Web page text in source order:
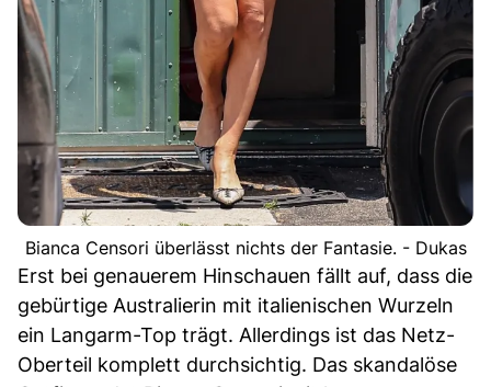
Bianca Censori überlässt nichts der Fantasie. - Dukas
Erst bei genauerem Hinschauen fällt auf, dass die
gebürtige Australierin mit italienischen Wurzeln
ein Langarm-Top trägt. Allerdings ist das Netz-
Oberteil komplett durchsichtig. Das skandalöse